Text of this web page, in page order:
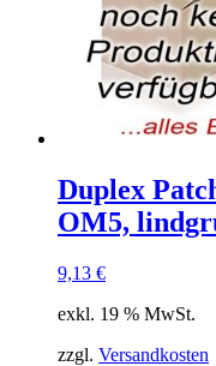
Duplex
OM5,
9,13 €
exkl. 19 % MwSt.
zzgl. Versandkosten